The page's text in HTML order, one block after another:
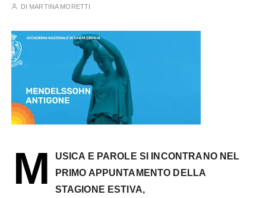
DI MARTINA MORETTI
M
USICA E PAROLE SI INCONTRANO NEL
PRIMO APPUNTAMENTO DELLA
STAGIONE ESTIVA,